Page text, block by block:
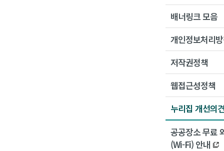
배너링크 모음
개인정보처리
저작권정책
웹접근성정책
누리집 개선의
공공장소 무료
(Wi-Fi) 안내